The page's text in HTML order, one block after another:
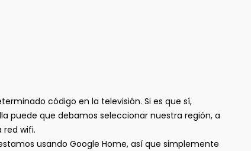
código en la televisión. Si es que sí,
puede que debamos seleccionar nuestra región, a
wifi.
usando Google Home, así que simplemente